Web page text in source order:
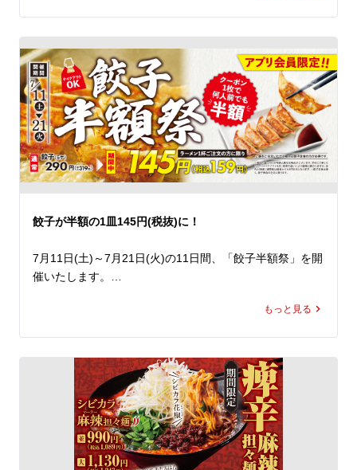
楽しみください。
そのレモン塩醤に、旨みたっぷりの塩だれと鶏ガラをあわ
せることで、爽やかさの中にも奥深いコクを感じられるス
ープに仕上げました。爽快な味わいでありながら、コクが
広がり、暑い夏でも思わず最後の一滴まで飲み干したくな
ること間違いなし。
すっきりとしたスープに相性抜群のしっとり鶏チャーシュ
ーと、シャキシャキ食感のレタスをあわせ、仕上げにレモ
ンスライスと九条ねぎをトッピング。爽やかな香りや食
感、彩りをプラスし、最後まで飽きることなくお楽しみい
清涼感がありながらも、旨みとコクをしっかりと感じら
れる、魁力屋らしい力強さを兼ね備えた「冷やしレモンラ
ナーでお楽しみください。
餃子が半額の1皿145円(税抜)に！
7月11日(土)～7月21日(火)の11日間、「餃子半額祭」を開
催いたします。
公式アプリをダウンロードすると、クーポンは即日取得で
き、期間中は毎日ご利用いただけます（ ※1日1回限
薄皮に包まれた野菜とお肉の旨味たっぷりのアツアツでジ
ューシーな餃子を、ラーメンと一緒に思う存分味わってく
ださい！
もっと見る